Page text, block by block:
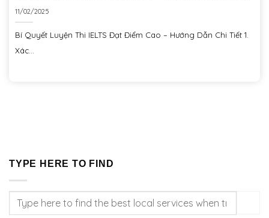
11/02/2025
Bí Quyết Luyện Thi IELTS Đạt Điểm Cao – Hướng Dẫn Chi Tiết 1.
Xác...
TYPE HERE TO FIND